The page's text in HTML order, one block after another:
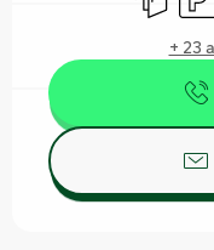
+ 23